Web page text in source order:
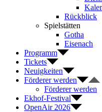
Rückblick
Spielstätten
Gotha
Eisenach
Programm
Tickets
Neuigkeiten
Förderer werden
Förderer werden
Ekhof-Festival
OpenAir 2026